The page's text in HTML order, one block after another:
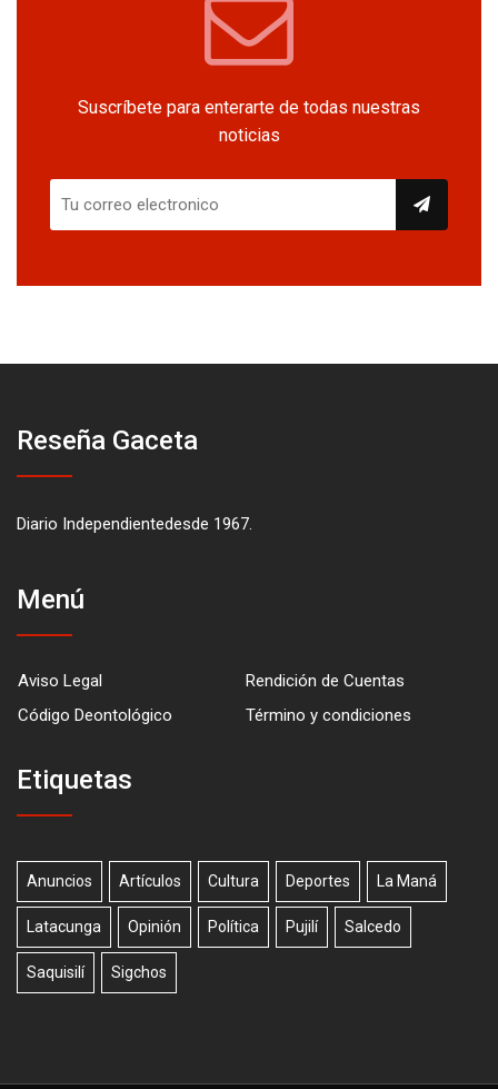
Suscríbete para enterarte de todas nuestras
noticias
Reseña Gaceta
Diario Independientedesde 1967.
Menú
Aviso Legal
Rendición de Cuentas
Código Deontológico
Término y condiciones
Etiquetas
Anuncios Artículos Cultura Deportes La Maná
Latacunga Opinión Política Pujilí Salcedo
Saquisilí Sigchos